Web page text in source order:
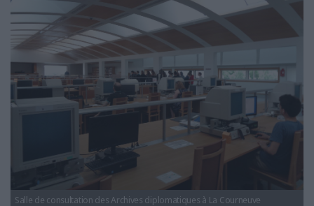
LES GUIDES PRATIQUES
LES BASES DE DONNÉES
L'ESPACE EMPLOI
L'AGENDA
L'ANNUAIRE DES ACTEURS
LES LIVRES BLANCS
NOS OFFRES D'ABONNEMENTS
Salle de consultation des Archives diplomatiques à La Courneuve